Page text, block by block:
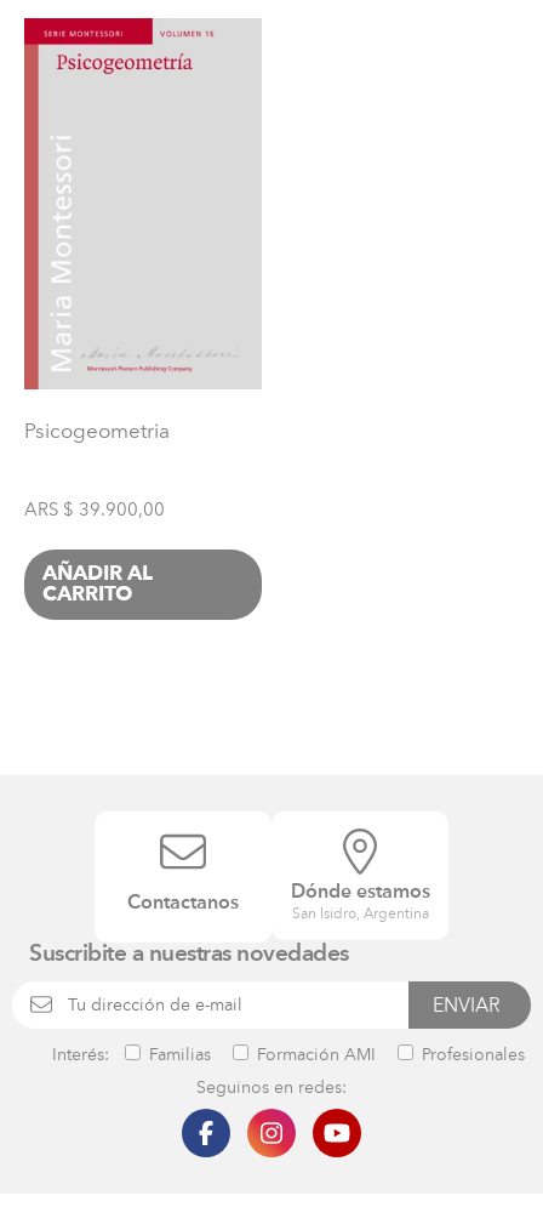
Psicogeometria
ARS $ 39.900,00
AÑADIR AL
CARRITO
Contactanos
Dónde estamos
San Isidro, Argentina
Suscribite a nuestras novedades
Interés: Familias Formación AMI
Profesionales
Seguinos en redes: